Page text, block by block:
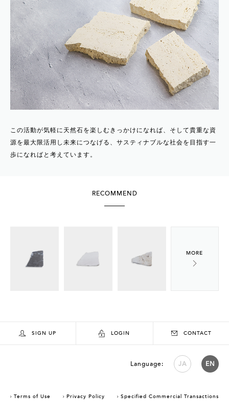
この活動が気軽に天然石を楽しむきっかけになれば、そして貴重な資
源を最大限活用し未来につなげる、サスティナブルな社会を目指す一
歩になればと考えています。
RECOMMEND
SIGN UP LOGIN CONTACT
Language: JA EN
Terms of Use Privacy Policy Specified Commercial Transactions